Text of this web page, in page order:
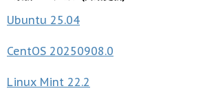
Ubuntu 25.04
CentOS 20250908.0
Linux Mint 22.2